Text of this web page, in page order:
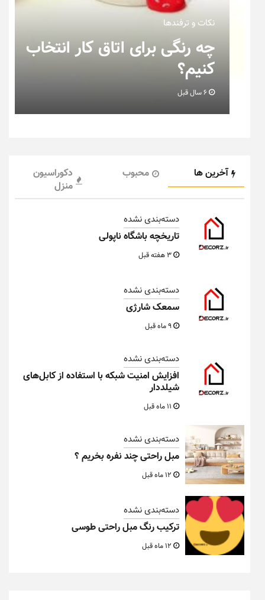
نکات و ترفندها
نکاتی که باید به هنگام چیدمان
خانه عروس بدانیم + تصویر
آخرین ها محبوب
دکوراسیون
منزل
دسته‌بندی نشده
تاریخچه باشگاه ناپولی
دسته‌بندی نشده
سمعک شارژی
دسته‌بندی نشده
افزایش امنیت شبکه با استفاده از کابل‌های
شیلددار
دسته‌بندی نشده
مبل راحتی چند نفره بخریم ؟
دسته‌بندی نشده
ترکیب رنگ مبل راحتی طوسی